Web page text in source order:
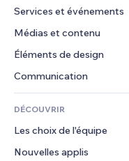
Mobile
Données analytiques
Réseaux sociaux
Classement de sites
E-mail
Applis pour les boutiques
Expédition et livraison
Boutons Vente
Comptabilité
Coupons et fidélisation
Solutions d'entreposage
Services et événements
Hôtels
Événements
Restaurants
Immobilier
Réservations
Médias et contenu
Galerie
Musique
Podcasts
Photographie
Vidéo
PDF
Éléments de design
Cartes et navigation
Confidentialité
Horloge
Modèles de pages
Effets sur images
Formulaires
Sondages
Chat
DÉCOUVRIR
Les choix de l'équipe
Nouvelles applis